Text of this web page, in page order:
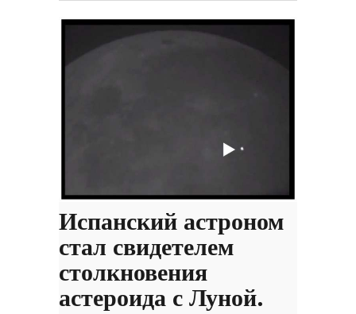
Испанский астроном
стал свидетелем
столкновения
астероида с Луной.